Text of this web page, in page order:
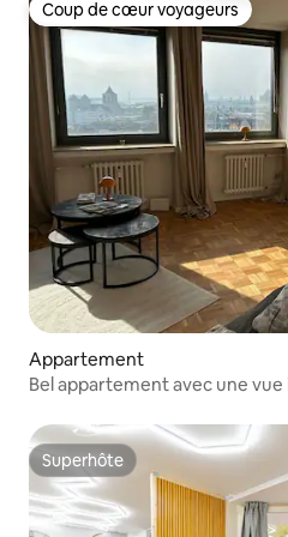
Coup de cœur voyageurs
Coup de cœur voyageurs
Appartement
Bel appartement avec une
Superhôte
Superhôte